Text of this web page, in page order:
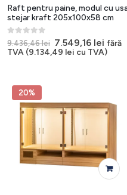
Raft pentru paine, modul cu
stejar kraft 205x100x58 cm
0 out of 5
9.436,46lei Prețul
inițial
7.549,16 leiPrețul
fără
TVA (9.134,49 lei cu TVA)
20%